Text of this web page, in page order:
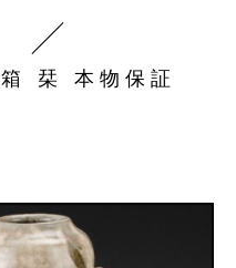
栞 本物保証